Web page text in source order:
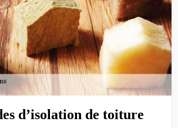
d’isolation de toiture